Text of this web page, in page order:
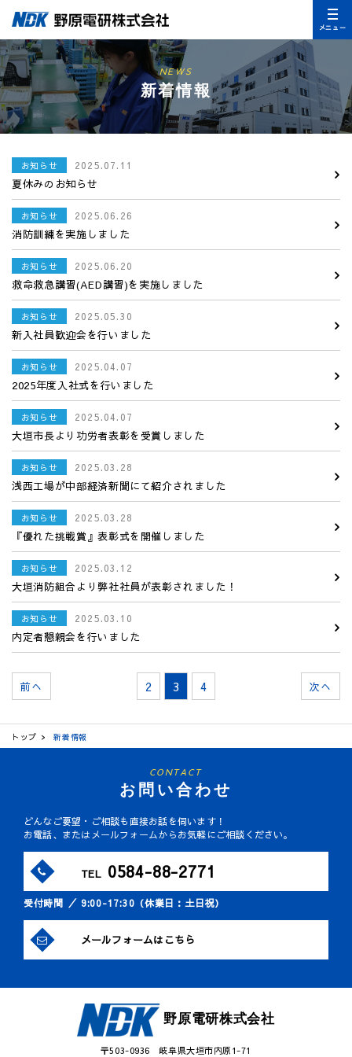
メニュー
NEWS
新着情報
お知らせ 2025.07.11
夏休みのお知らせ
お知らせ 2025.06.26
消防訓練を実施しました
お知らせ 2025.06.20
救命救急講習(AED講習)を実施しました
お知らせ 2025.05.30
新入社員歓迎会を行いました
お知らせ 2025.04.07
2025年度入社式を行いました
お知らせ 2025.04.07
大垣市長より功労者表彰を受賞しました
お知らせ 2025.03.28
浅西工場が中部経済新聞にて紹介されました
お知らせ 2025.03.28
『優れた挑戦賞』表彰式を開催しました
お知らせ 2025.03.12
大垣消防組合より弊社社員が表彰されました！
お知らせ 2025.03.10
内定者懇親会を行いました
前へ 2 3 4 次へ
トップ 新着情報
CONTACT
お問い合わせ
どんなご要望・ご相談も直接お話を伺います！
お電話、またはメールフォームからお気軽にご相談ください。
TEL 0584-88-2771
受付時間 ／ 9:00-17:30（休業日：土日祝）
メールフォームはこちら
野原電研株式会社
〒503-0936 岐阜県大垣市内原1-71